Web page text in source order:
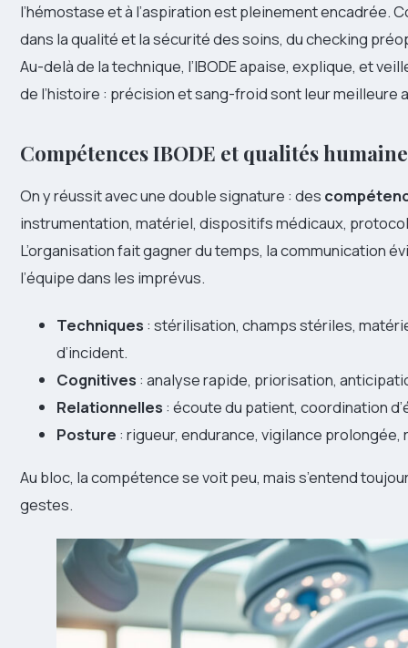
l’hémostase et à l’aspiration est pleinement encadrée.
dans la qualité et la sécurité des soins, du checking
Au-delà de la technique, l’IBODE apaise, explique, et
de l’histoire : précision et sang-froid sont leur meilleure
Compétences IBODE et qualités
On y réussit avec une double signature : des
instrumentation, matériel, dispositifs médicaux,
L’organisation fait gagner du temps, la communication
l’équipe dans les imprévus.
Techniques : stérilisation, champs stériles,
d’incident.
Cognitives : analyse rapide, priorisation,
Relationnelles : écoute du patient, coordination
Posture : rigueur, endurance, vigilance
Au bloc, la compétence se voit peu, mais s’entend
gestes.